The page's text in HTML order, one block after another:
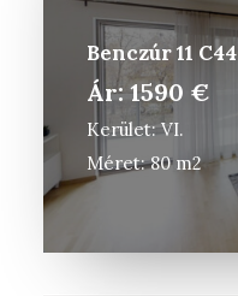
Benczúr 11 C44
Ár: 1590 €
Kerület: VI.
Méret: 80 m2